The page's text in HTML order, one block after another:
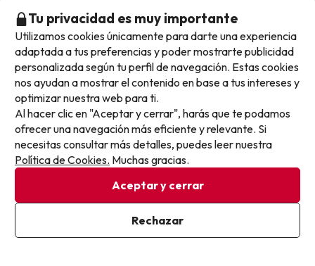
Ver en mapa
8.3
L'Alfàs del Pi, Alicante
Alojamiento y desayuno
También incluye Upgrade a habitación vista piscina (bajo
disponibilidad), reserva 4 noches o más y disfruta de un
acceso al spa del hotel por persona y reserva. ¡Este verano,
el relax está incluido!
También disponible con:
Media pensión,Pensión completa
Cancelación GRATIS hasta 6 días antes
Fechas para viajar: hasta el 1 de
Tu privacidad es muy importante
Utilizamos cookies únicamente para darte una experiencia
adaptada a tus preferencias y poder mostrarte publicidad
personalizada según tu perfil de navegación. Estas cookies
nos ayudan a mostrar el contenido en base a tus intereses y
optimizar nuestra web para ti.
Al hacer clic en "Aceptar y cerrar", harás que te podamos
ofrecer una navegación más eficiente y relevante. Si
necesitas consultar más detalles, puedes leer nuestra
Política de Cookies. Muchas gracias.
Aceptar y cerrar
Rechazar